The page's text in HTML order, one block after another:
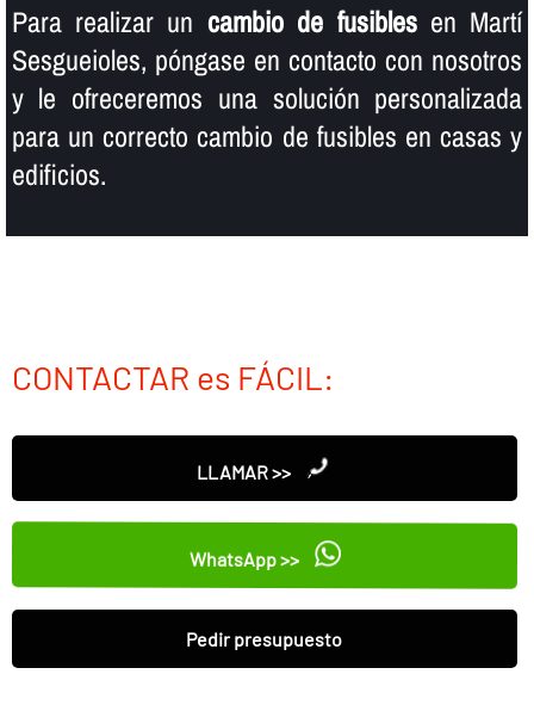
Para realizar un cambio de fusiblesen Martí
Sesgueioles, póngase en contacto con nosotros
y le ofreceremos una solución personalizada
para un correcto cambio de fusibles en casas y
edificios.
CONTACTAR es FÁCIL:
LLAMAR >>
WhatsApp >>
Pedir presupuesto